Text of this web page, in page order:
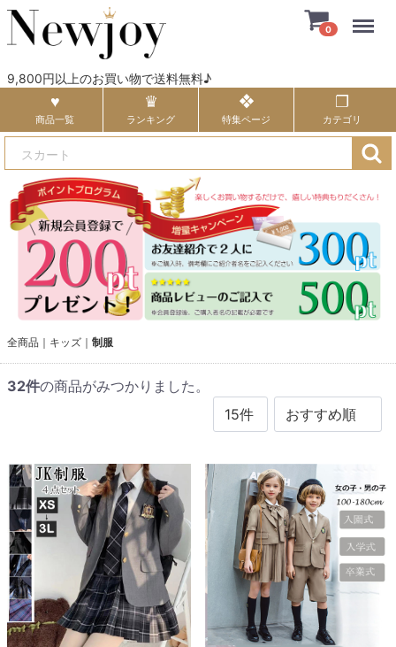
9,800円以上のお買い物で送料無料♪
0
商品一覧 ランキング 特集ページ カテゴリ
全商品 キッズ 制服
32件の商品がみつかりました。